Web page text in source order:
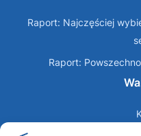
Raport: Najczęściej
Raport: